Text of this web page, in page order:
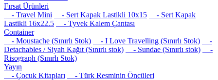
Fırsat Ürünleri
- Travel Mini
- Sert Kapak Lastikli 10x15
- Sert Kapak
Lastikli 16x22.5
- Tyvek Kalem Çantası
Container
- Moustache (Sınırlı Stok)
- I Love Travelling (Sınırlı Stok)
-
Detachables / Siyah Kağıt (Sınırlı stok)
- Sundae (Sınırlı stok)
-
Risograph (Sınırlı Stok)
Yayın
- Çocuk Kitapları
- Türk Resminin Öncüleri